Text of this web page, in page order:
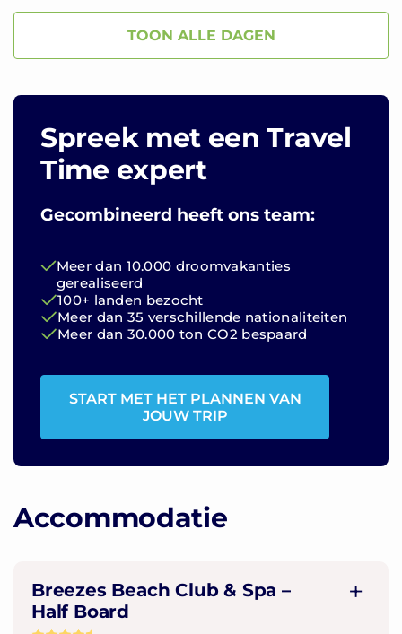
TOON ALLE DAGEN
Spreek met een Travel
Time expert
Gecombineerd heeft ons team:
Meer dan 10.000 droomvakanties
gerealiseerd
100+ landen bezocht
Meer dan 35 verschillende nationaliteiten
Meer dan 30.000 ton CO2 bespaard
START MET HET PLANNEN VAN
JOUW TRIP
Accommodatie
Breezes Beach Club & Spa –
Half Board